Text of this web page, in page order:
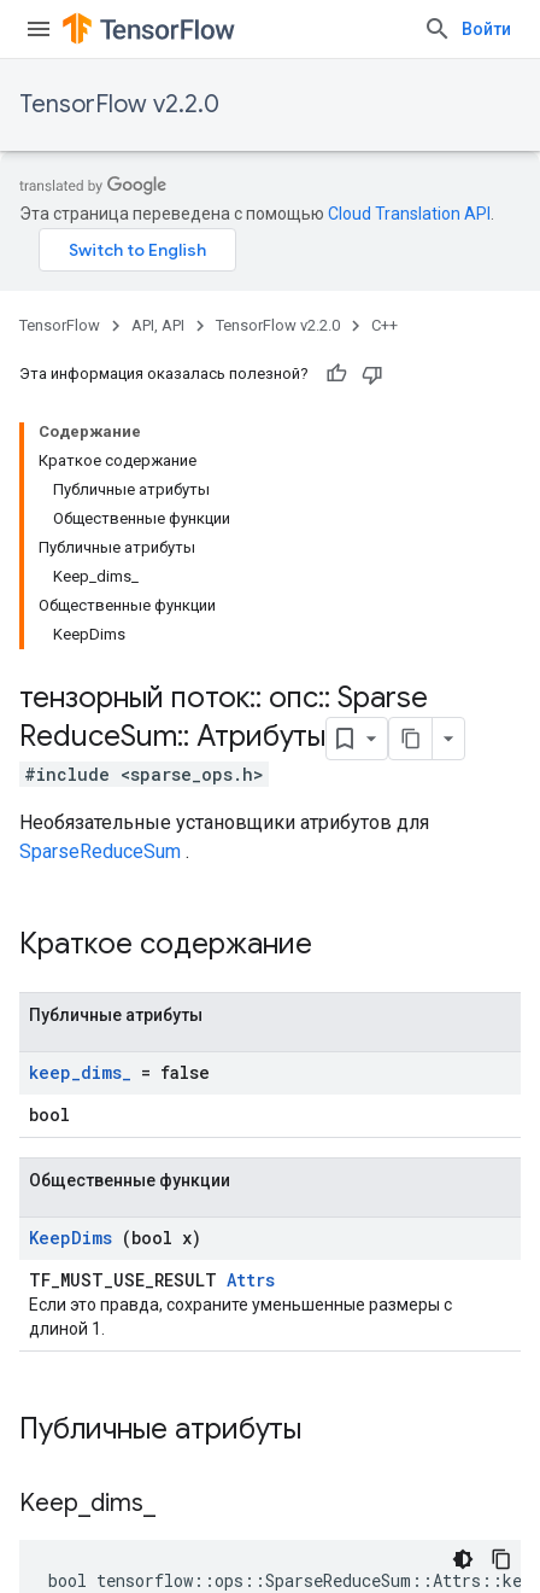
Войти
TensorFlow v2.2.0
Эта страница переведена с помощью Cloud Translation API
TensorFlow API, API TensorFlow v2.2.0 C++
Эта информация оказалась полезной?
Содержание
Краткое содержание
Публичные атрибуты
Общественные функции
Публичные атрибуты
Keep_dims_
Общественные функции
KeepDims
тензорный поток:: опс:: Sparse
ReduceSum:: Атрибуты
#include <sparse_ops.h>
Необязательные установщики атрибутов для
SparseReduceSum .
Краткое содержание
Публичные атрибуты
keep_dims_ = false
bool
Общественные функции
KeepDims (bool x)
TF_MUST_USE_RESULT Attrs
Если это правда, сохраните уменьшенные размеры с
длиной 1.
Публичные атрибуты
Keep dims
bool